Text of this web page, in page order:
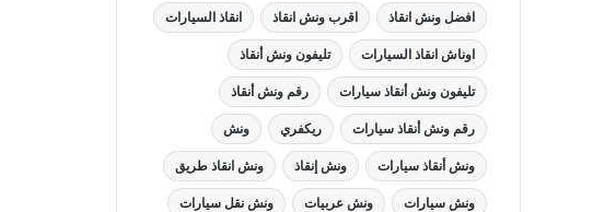
افضل ونش انقاذ اقرب ونش انقاذ انقاذ السيارات
اوناش انقاذ السيارات تليفون ونش أنقاذ
تليفون ونش أنقاذ سيارات رقم ونش أنقاذ
رقم ونش أنقاذ سيارات ريكفري ونش
ونش أنقاذ سيارات ونش إنقاذ ونش انقاذ طريق
ونش سيارات ونش عربيات ونش نقل سيارات